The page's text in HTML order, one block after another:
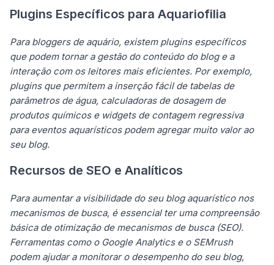
Plugins Específicos para Aquariofilia
Para bloggers de aquário, existem plugins específicos
que podem tornar a gestão do conteúdo do blog e a
interação com os leitores mais eficientes. Por exemplo,
plugins que permitem a inserção fácil de tabelas de
parâmetros de água, calculadoras de dosagem de
produtos químicos e widgets de contagem regressiva
para eventos aquarísticos podem agregar muito valor ao
seu blog.
Recursos de SEO e Analíticos
Para aumentar a visibilidade do seu blog aquarístico nos
mecanismos de busca, é essencial ter uma compreensão
básica de otimização de mecanismos de busca (SEO).
Ferramentas como o Google Analytics e o SEMrush
podem ajudar a monitorar o desempenho do seu blog,